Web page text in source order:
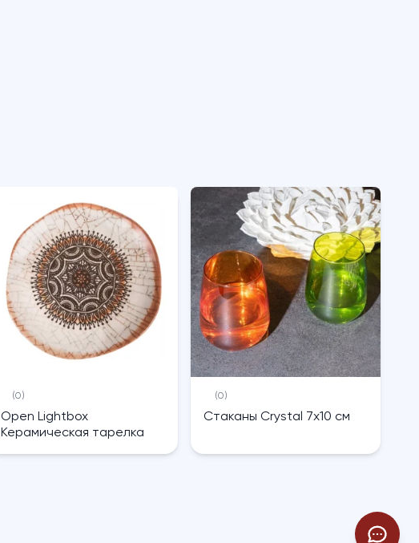
(0)
Open Lightbox
Керамическая тарелка
(0)
Cтаканы Crystal 7х10 см